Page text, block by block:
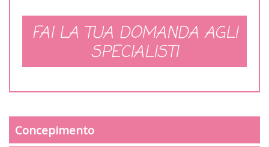
FAI LA TUA DOMANDA AGLI
SPECIALISTI
Concepimento